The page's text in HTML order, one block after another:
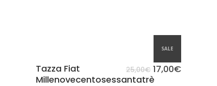
SALE
Tazza Fiat
Millenovecentosessantatrè
25,00€ 17,00€